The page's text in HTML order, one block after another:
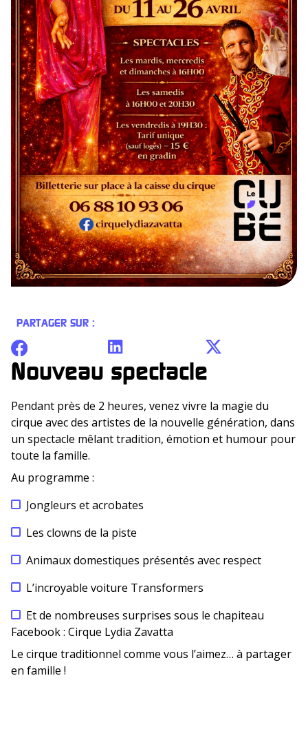
PARTAGER SUR :
Nouveau spectacle
Pendant près de 2 heures, venez vivre la magie du
cirque avec des artistes de la nouvelle génération, dans
un spectacle mêlant tradition, émotion et humour pour
toute la famille.
Au programme :
Jongleurs et acrobates
Les clowns de la piste
Animaux domestiques présentés avec respect
L’incroyable voiture Transformers
Et de nombreuses surprises sous le chapiteau
Facebook : Cirque Lydia Zavatta
Le cirque traditionnel comme vous l’aimez… à partager
en famille !